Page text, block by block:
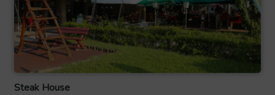
Steak House